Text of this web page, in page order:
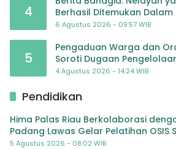
4
Berhasil Ditemukan
6 Agustus 2026 - 09:57 WIB
5
Pengaduan Warga dan
Soroti Dugaan
TK Al-Ikhlas Tapanuli
4 Agustus 2026 - 14:24 WIB
Pendidikan
Hima Palas Riau Berkolaborasi
Padang Lawas Gelar Pelatihan OSIS
Padang Lawas
5 Agustus 2026 - 08:02 WIB